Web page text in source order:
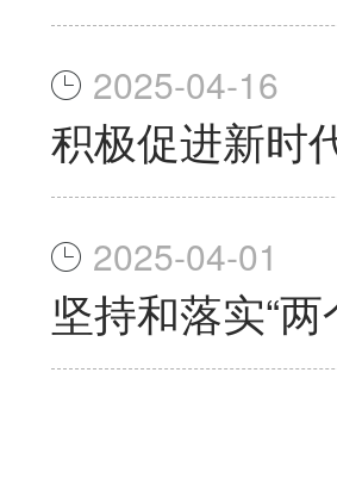
2025-04-16
积极促进新时
2025-04-01
坚持和落实“